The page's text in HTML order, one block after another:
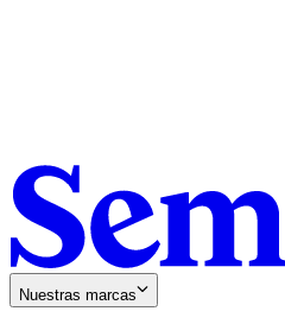
Nuestras marcas